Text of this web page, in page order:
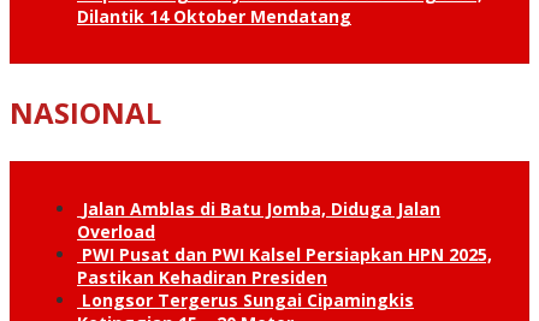
Dilantik 14 Oktober Mendatang
NASIONAL
Jalan Amblas di Batu Jomba, Diduga Jalan
Overload
PWI Pusat dan PWI Kalsel Persiapkan HPN 2025,
Pastikan Kehadiran Presiden
Longsor Tergerus Sungai Cipamingkis